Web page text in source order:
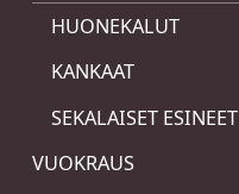
HUONEKALUT
KANKAAT
SEKALAISET ESINEET
VUOKRAUS